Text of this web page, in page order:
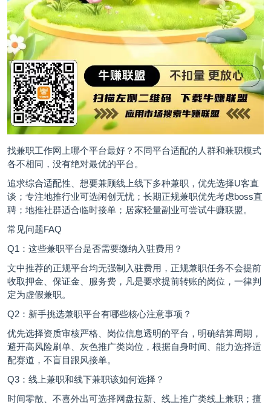
找兼职工作网上哪个平台最好？不同平台适配的人群和兼职模式
各不相同，没有绝对最优的平台。
追求综合适配性、想要兼顾线上线下多种兼职，优先选择U客直
谈；专注地推行业可选闲创无忧；长期正规兼职优先考虑boss直
聘；地推社群适合临时接单；居家轻量副业可尝试牛赚联盟。
常见问题FAQ
Q1：这些兼职平台是否需要缴纳入驻费用？
文中推荐的正规平台均无强制入驻费用，正规兼职任务不会提前
收取押金、保证金、服务费，凡是要求提前转账的岗位，一律判
定为虚假兼职。
Q2：新手挑选兼职平台有哪些核心注意事项？
优先选择资质审核严格、岗位信息透明的平台，明确结算周期，
避开高风险刷单、灰色推广类岗位，根据自身时间、能力选择适
配赛道，不盲目跟风接单。
Q3：线上兼职和线下兼职该如何选择？
时间零散、不喜外出可选择网盘拉新、线上推广类线上兼职；擅